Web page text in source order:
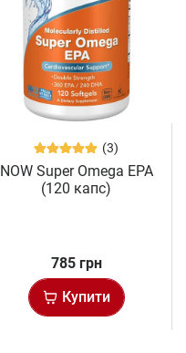
(3)
NOW Super Omega EPA
(120 капс)
785 грн
Купити